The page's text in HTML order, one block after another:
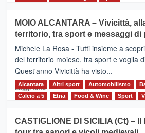
Torna
la
Supermaratona
dell’Etna
MOIO ALCANTARA – Vivicittà,
territorio, tra sport e messaggi di
Michele La Rosa - Tutti insieme a
del territorio moiese, tra sport e voglia
Quest'anno Vivicittà ha visto...
Leggi tutto Leggi
MOIO
Alcantara Altri sport Automobilismo
Calcio a 5
Etna Food & Wine Sport
CASTIGLIONE DI SICILIA (Ct) –